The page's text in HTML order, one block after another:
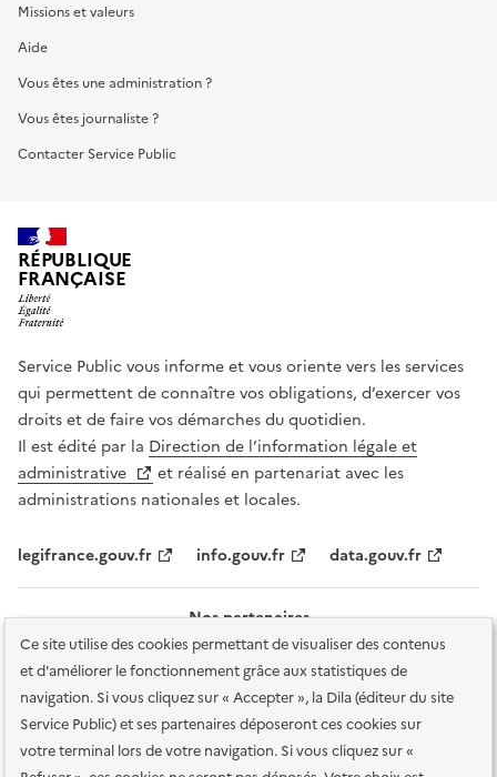
Ce site utilise des cookies permettant de visualiser des contenus
et d'améliorer le fonctionnement grâce aux statistiques de
navigation. Si vous cliquez sur « Accepter », la Dila (éditeur du site
Service Public) et ses partenaires déposeront ces cookies sur
votre terminal lors de votre navigation. Si vous cliquez sur «
Missions et valeurs
Aide
Vous êtes une administration ?
Vous êtes journaliste ?
Contacter Service Public
RÉPUBLIQUE
FRANÇAISE
Service Public vous informe et vous oriente vers les services
qui permettent de connaître vos obligations, d’exercer vos
droits et de faire vos démarches du quotidien.
Il est édité par la Direction de l’information légale et
administrative
et réalisé en partenariat avec les
administrations nationales et locales.
legifrance.gouv.fr info.gouv.fr data.gouv.fr
Nos partenaires
Plan du site Accessibilité : totalement conforme Accessibilité des